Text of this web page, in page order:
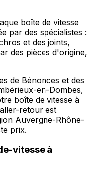
boîte de vitesse
par des spécialistes :
et des joints,
des pièces d'origine,
de Bénonces et des
en-Dombes,
boîte de vitesse à
retour est
Auvergne-Rhône-
prix.
vitesse à